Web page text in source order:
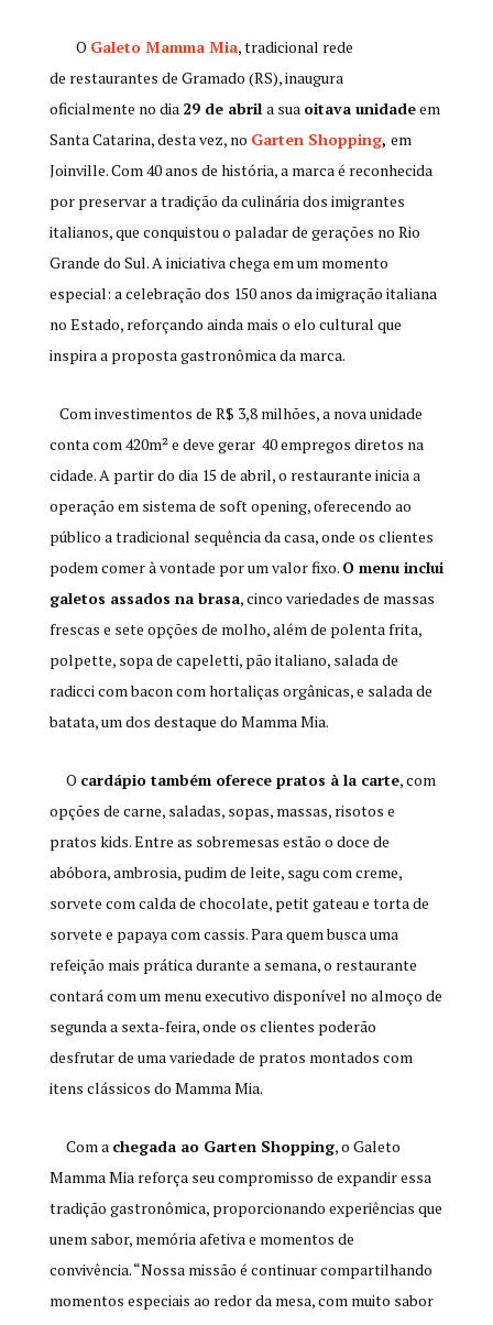
O Galeto Mamma Mia, tradicional rede
de restaurantes de Gramado (RS), inaugura
oficialmente no dia 29 de abril a sua oitava unidadeem
Santa Catarina, desta vez, no Garten Shopping, em
Joinville. Com 40 anos de história, a marca é reconhecida
por preservar a tradição da culinária dos imigrantes
italianos, que conquistou o paladar de gerações no Rio
Grande do Sul. A iniciativa chega em um momento
especial: a celebração dos 150 anos da imigração italiana
no Estado, reforçando ainda mais o elo cultural que
inspira a proposta gastronômica da marca.
Com investimentos de R$ 3,8 milhões, a nova unidade
conta com 420m² e deve gerar 40 empregos diretos na
cidade. A partir do dia 15 de abril, o restaurante inicia a
operação em sistema de soft opening, oferecendo ao
público a tradicional sequência da casa, onde os clientes
podem comer à vontade por um valor fixo. O menu inclui
galetos assados na brasa, cinco variedades de massas
frescas e sete opções de molho, além de polenta frita,
polpette, sopa de capeletti, pão italiano, salada de
radicci com bacon com hortaliças orgânicas, e salada de
batata, um dos destaque do Mamma Mia.
O cardápio também oferece pratos à la carte, com
opções de carne, saladas, sopas, massas, risotos e
pratos kids. Entre as sobremesas estão o doce de
abóbora, ambrosia, pudim de leite, sagu com creme,
sorvete com calda de chocolate, petit gateau e torta de
sorvete e papaya com cassis. Para quem busca uma
refeição mais prática durante a semana, o restaurante
contará com um menu executivo disponível no almoço de
segunda a sexta-feira, onde os clientes poderão
desfrutar de uma variedade de pratos montados com
itens clássicos do Mamma Mia.
Com a chegada ao Garten Shopping, o Galeto
Mamma Mia reforça seu compromisso de expandir essa
tradição gastronômica, proporcionando experiências que
unem sabor, memória afetiva e momentos de
convivência. “Nossa missão é continuar compartilhando
momentos especiais ao redor da mesa, com muito sabor